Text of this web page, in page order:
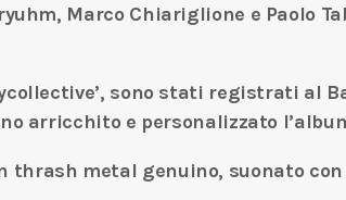
Marco Chiariglione e Paolo
sono stati registrati al
arricchito e personalizzato
metal genuino, suonato con